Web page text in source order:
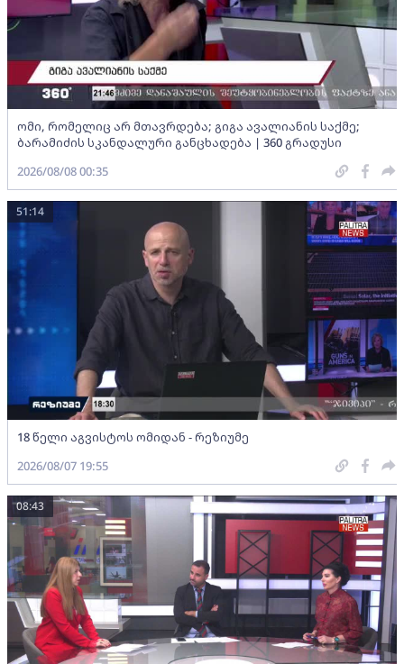
ომი, რომელიც არ მთავრდება; გიგა ავალიანის საქმე;
ბარამიძის სკანდალური განცხადება | 360 გრადუსი
2026/08/08 00:35
18 წელი აგვისტოს ომიდან - რეზიუმე
51:14
2026/08/07 19:55
08:43